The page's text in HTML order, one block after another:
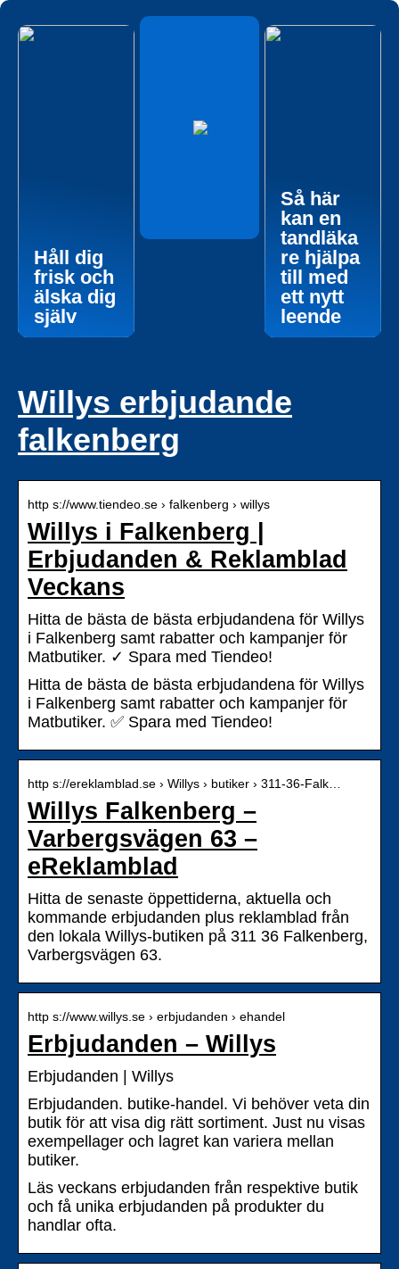
Håll dig
frisk och
älska dig
själv
Så här
kan en
tandläka
re hjälpa
till med
ett nytt
leende
Willys erbjudande
falkenberg
http s://www.tiendeo.se › falkenberg › willys
Willys i Falkenberg |
Erbjudanden & Reklamblad
Veckans
Hitta de bästa de bästa erbjudandena för Willys
i Falkenberg samt rabatter och kampanjer för
Matbutiker. ✓ Spara med Tiendeo!
Hitta de bästa de bästa erbjudandena för Willys
i Falkenberg samt rabatter och kampanjer för
Matbutiker. ✅ Spara med Tiendeo!
http s://ereklamblad.se › Willys › butiker › 311-36-Falk…
Willys Falkenberg –
Varbergsvägen 63 –
eReklamblad
Hitta de senaste öppettiderna, aktuella och
kommande erbjudanden plus reklamblad från
den lokala Willys-butiken på 311 36 Falkenberg,
Varbergsvägen 63.
http s://www.willys.se › erbjudanden › ehandel
Erbjudanden – Willys
Erbjudanden | Willys
Erbjudanden. butike-handel. Vi behöver veta din
butik för att visa dig rätt sortiment. Just nu visas
exempellager och lagret kan variera mellan
butiker.
Läs veckans erbjudanden från respektive butik
och få unika erbjudanden på produkter du
handlar ofta.